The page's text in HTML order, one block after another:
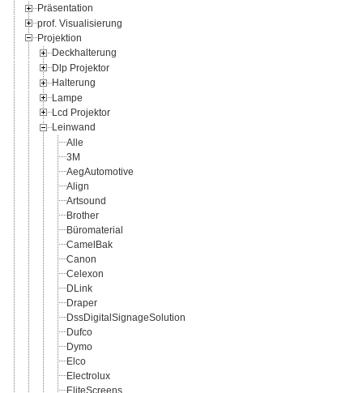
Präsentation
prof. Visualisierung
Projektion
Deckhalterung
Dlp Projektor
Halterung
Lampe
Lcd Projektor
Leinwand
Alle
3M
AegAutomotive
Align
Artsound
Brother
Büromaterial
CamelBak
Canon
Celexon
DLink
Draper
DssDigitalSignageSolution
Dufco
Dymo
Elco
Electrolux
EliteScreens